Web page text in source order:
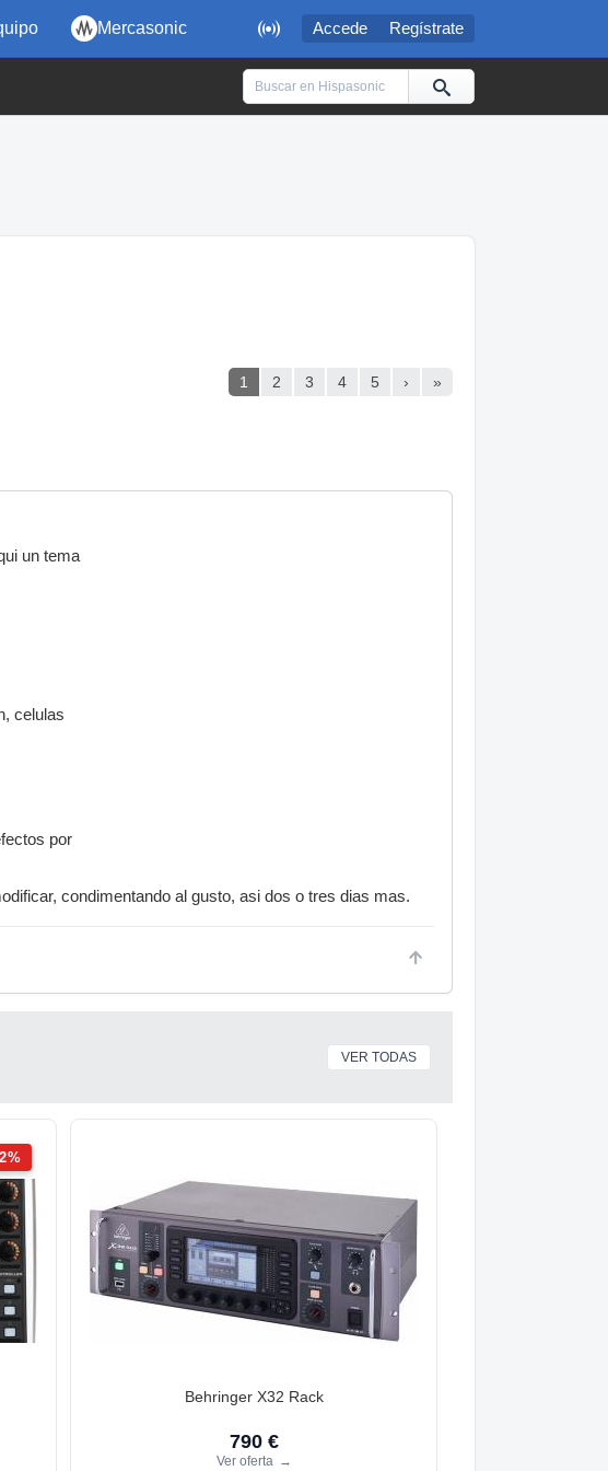
 Accede Regístrate
Mercasonic
1 2 3 4 5 › »
un tema
celulas
por
condimentando al gusto, asi dos o tres dias mas.
VER TODAS
Behringer X32 Rack
790 €
Ver oferta →